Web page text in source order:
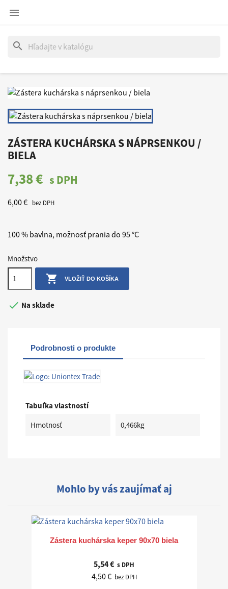

search
ZÁSTERA KUCHÁRSKA S NÁPRSENKOU /
BIELA
7,38 € s DPH
6,00 € bez DPH
100 % bavlna, možnosť prania do 95 °C
Množstvo
 VLOŽIŤ DO KOŠÍKA
 Na sklade
Podrobnosti o produkte
Tabuľka vlastností
Hmotnosť
0,466kg
Mohlo by vás zaujímať aj
Zástera kuchárska keper 90x70 biela
5,54 € s DPH
4,50 € bez DPH